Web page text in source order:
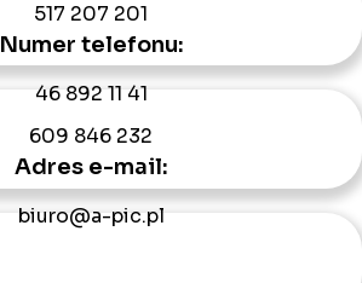
517 207 201
Numer telefonu:
46 892 11 41
609 846 232
Adres e-mail:
biuro@a-pic.pl